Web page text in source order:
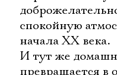
спокойную
начала ХХ века.
И тут же
превращается в